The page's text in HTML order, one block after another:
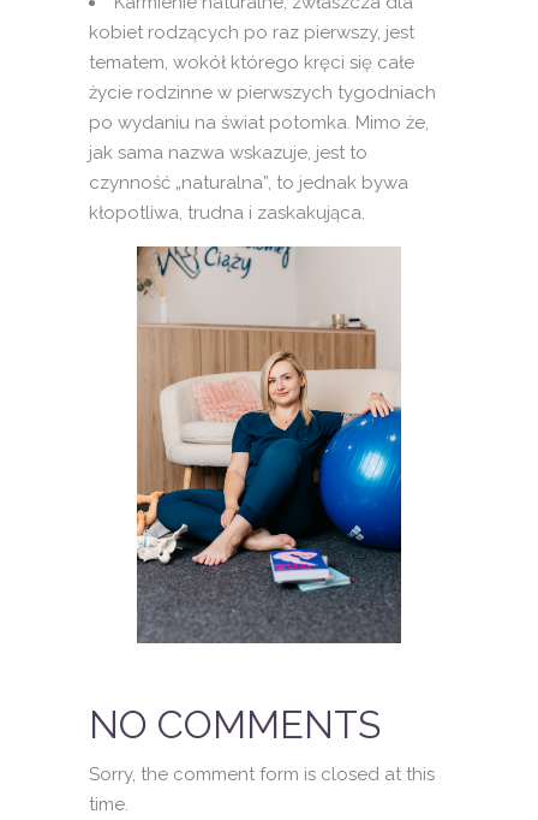
kobiet rodzących po raz pierwszy, jest
tematem, wokół którego kręci się całe
życie rodzinne w pierwszych tygodniach
po wydaniu na świat potomka. Mimo że,
jak sama nazwa wskazuje, jest to
czynność „naturalna”, to jednak bywa
kłopotliwa, trudna i zaskakująca.
NO COMMENTS
Sorry, the comment form is closed at this
time.